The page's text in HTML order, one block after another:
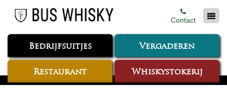
Contact
Bedrijfsuitjes Vergaderen
Restaurant Whiskystokerij